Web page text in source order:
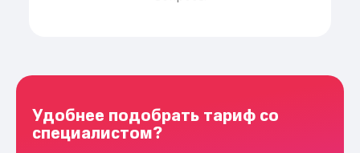
Удобнее подобрать тариф со
специалистом?